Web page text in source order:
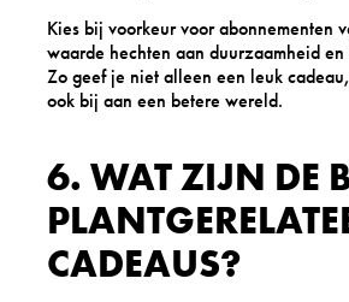
Kies bij voorkeur voor abonnementen
waarde hechten aan duurzaamheid
Zo geef je niet alleen een leuk
ook bij aan een betere wereld.
6. WAT ZIJN DE
CADEAUS?